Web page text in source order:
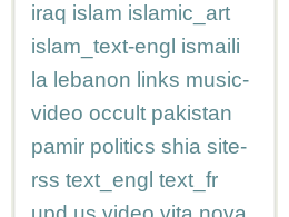
iraq islam islamic_art
islam_text-engl ismaili
la lebanon links music-
video occult pakistan
pamir politics shia site-
rss text_engl text_fr